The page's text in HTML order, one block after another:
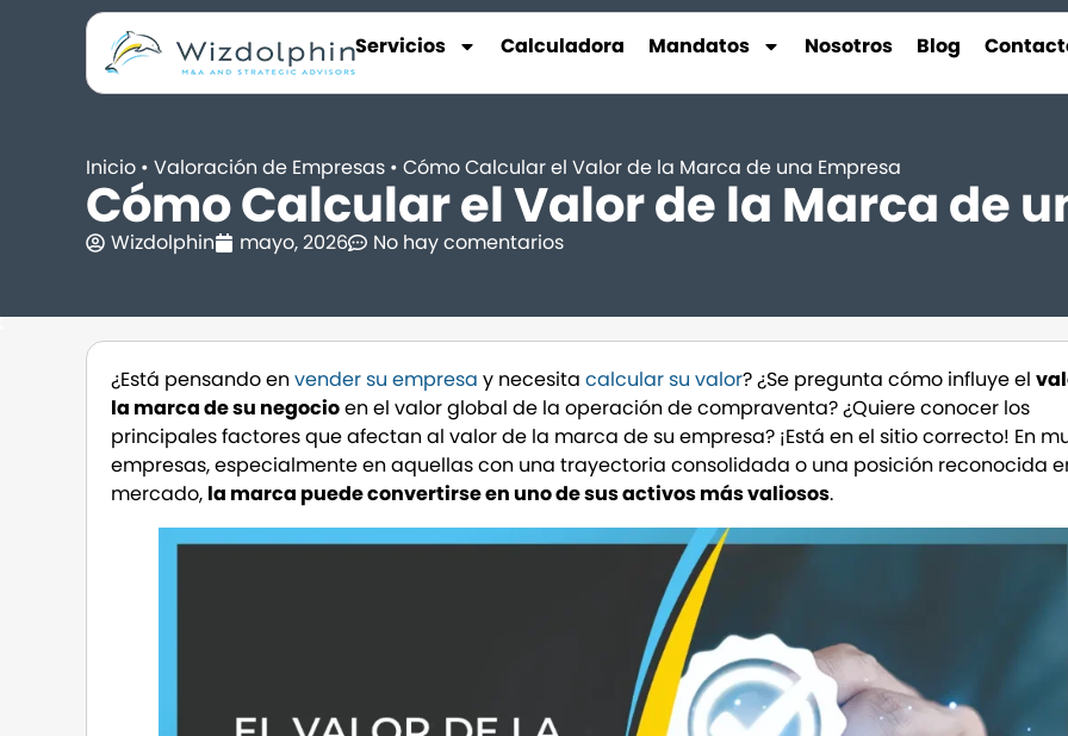
Servicios Calculadora Mandatos Nosotros Blog
Inicio • Valoración de Empresas • Cómo Calcular el Valor de la Marca de una Empresa
Cómo Calcular el Valor de la Marca de
Wizdolphin mayo, 2026 No hay comentarios
¿Está pensando envender su empresa y necesita calcular su valor? ¿Se pregunta cómo influye el
la marca de su negocioen el valor global de la operación de compraventa? ¿Quiere conocer los
principales factores que afectan al valor de la marca de su empresa? ¡Está en el sitio correcto! En
empresas, especialmente en aquellas con una trayectoria consolidada o una posición reconocida
mercado, la marca puede convertirse en uno de sus activos más valiosos.